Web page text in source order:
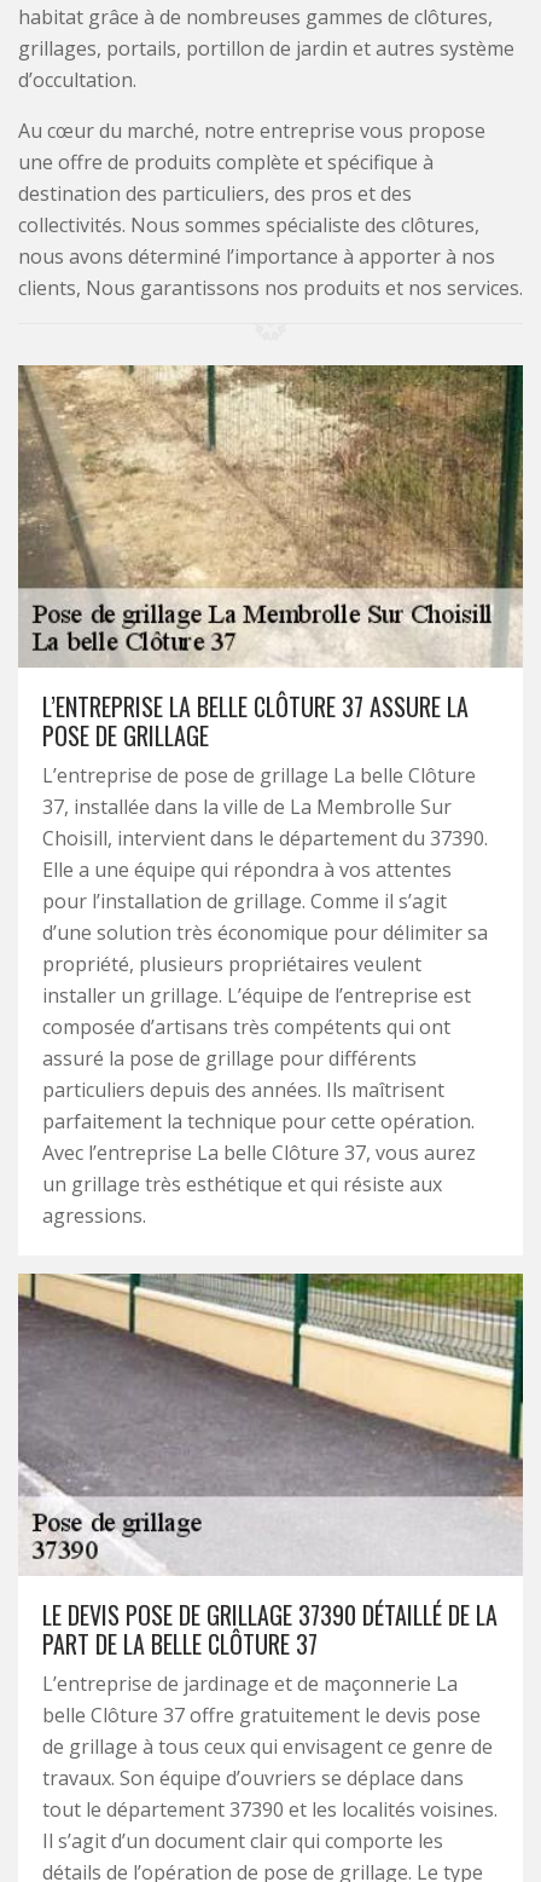
habitat grâce à de nombreuses gammes de clôtures,
grillages, portails, portillon de jardin et autres système
d’occultation.
Au cœur du marché, notre entreprise vous propose
une offre de produits complète et spécifique à
destination des particuliers, des pros et des
collectivités. Nous sommes spécialiste des clôtures,
nous avons déterminé l’importance à apporter à nos
clients, Nous garantissons nos produits et nos services.
L’ENTREPRISE LA BELLE CLÔTURE 37 ASSURE LA
POSE DE GRILLAGE
L’entreprise de pose de grillage La belle Clôture
37, installée dans la ville de La Membrolle Sur
Choisill, intervient dans le département du 37390.
Elle a une équipe qui répondra à vos attentes
pour l’installation de grillage. Comme il s’agit
d’une solution très économique pour délimiter sa
propriété, plusieurs propriétaires veulent
installer un grillage. L’équipe de l’entreprise est
composée d’artisans très compétents qui ont
assuré la pose de grillage pour différents
particuliers depuis des années. Ils maîtrisent
parfaitement la technique pour cette opération.
Avec l’entreprise La belle Clôture 37, vous aurez
un grillage très esthétique et qui résiste aux
agressions.
LE DEVIS POSE DE GRILLAGE 37390 DÉTAILLÉ DE LA
PART DE LA BELLE CLÔTURE 37
L’entreprise de jardinage et de maçonnerie La
belle Clôture 37 offre gratuitement le devis pose
de grillage à tous ceux qui envisagent ce genre de
travaux. Son équipe d’ouvriers se déplace dans
tout le département 37390 et les localités voisines.
Il s’agit d’un document clair qui comporte les
détails de l’opération de pose de grillage. Le type